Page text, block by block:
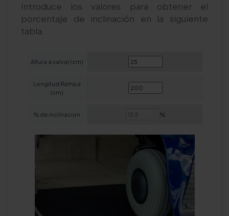
Introduce los valores para obtener el
porcentaje de inclinación en la siguiente
tabla.
Altura a salvar (cm)
Longitud Rampa
(cm)
% de inclinacion %